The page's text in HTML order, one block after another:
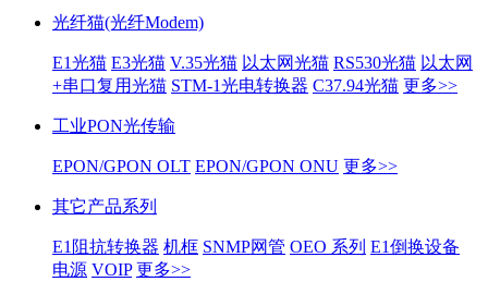
光纤猫(光纤Modem)
E1光猫 E3光猫 V.35光猫 以太网光猫 RS530光猫 以太网
+串口复用光猫 STM-1光电转换器 C37.94光猫 更多>>
工业PON光传输
EPON/GPON OLT EPON/GPON ONU 更多>>
其它产品系列
E1阻抗转换器 机框 SNMP网管 OEO 系列 E1倒换设备
电源 VOIP 更多>>